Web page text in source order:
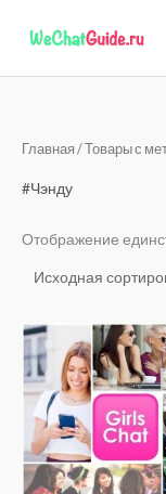
Главная / Товары с
#Чэнду
Отображение